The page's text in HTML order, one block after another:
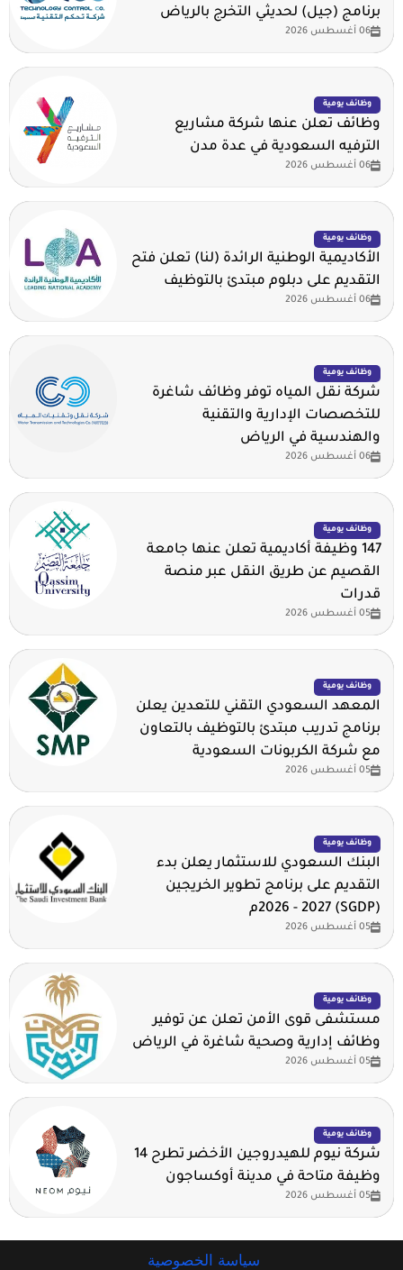
برنامج (جيل) لحديثي التخرج بالرياض
06 أغسطس 2026
وظائف يومية
وظائف تعلن عنها شركة مشاريع
الترفيه السعودية في عدة مدن
06 أغسطس 2026
وظائف يومية
الأكاديمية الوطنية الرائدة (لنا) تعلن فتح
التقديم على دبلوم مبتدئ بالتوظيف
06 أغسطس 2026
وظائف يومية
شركة نقل المياه توفر وظائف شاغرة
للتخصصات الإدارية والتقنية
والهندسية في الرياض
06 أغسطس 2026
وظائف يومية
147 وظيفة أكاديمية تعلن عنها جامعة
القصيم عن طريق النقل عبر منصة
قدرات
05 أغسطس 2026
وظائف يومية
المعهد السعودي التقني للتعدين يعلن
برنامج تدريب مبتدئ بالتوظيف بالتعاون
مع شركة الكربونات السعودية
05 أغسطس 2026
وظائف يومية
البنك السعودي للاستثمار يعلن بدء
التقديم على برنامج تطوير الخريجين
(SGDP) 2026 - 2027م
05 أغسطس 2026
وظائف يومية
مستشفى قوى الأمن تعلن عن توفير
وظائف إدارية وصحية شاغرة في الرياض
05 أغسطس 2026
وظائف يومية
شركة نيوم للهيدروجين الأخضر تطرح 14
وظيفة متاحة في مدينة أوكساجون
05 أغسطس 2026
سياسة الخصوصية